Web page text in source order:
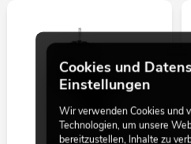
Cookies und
Einstellungen
Wir verwenden Cookies und
Technologien, um unsere
bereitzustellen, Inhalte zu